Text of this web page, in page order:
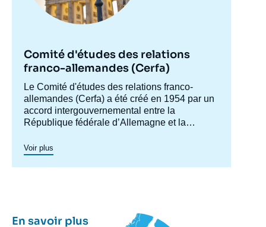
Comité d'études des relations
franco-allemandes (Cerfa)
Accroche
centre
Le Comité d'études des relations franco-
allemandes (Cerfa) a été créé en 1954 par un
accord intergouvernemental entre la
République fédérale d’Allemagne et la
l'Allemagne en France et analyser les
relations franco-allemandes y compris dans
leurs dimensions européennes et
représentants de la société civile des deux
Voir plus
En savoir plusImage